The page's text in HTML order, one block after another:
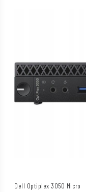
Dell Optiplex 3050 Micro